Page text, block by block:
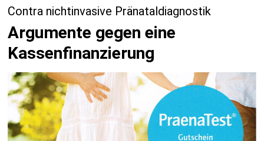
Contra nichtinvasive Pränataldiagnostik
Argumente gegen eine
Kassenfinanzierung